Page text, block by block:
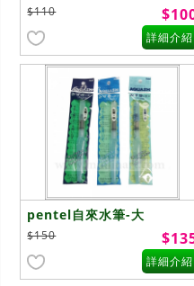
$110
詳細介紹
pentel自來水筆-大
$150
詳細介紹